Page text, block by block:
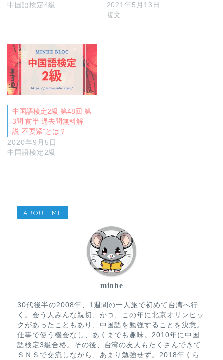
中国語検定4級
2021年5月13日
複文
中国語検定2級 第48回 第
3問 前半 過去問無料解
説”不要紧”とは？
2020年9月5日
中国語検定2級
ABOUT ME
minhe
30代後半の2008年、1週間の一人旅で初めて台湾へ行
く。会う人みんな親切、かつ、この年に北京オリンピッ
クがあったこともあり、中国語を勉強することを決意。
仕事で使う機会なし、あくまでも趣味。2010年に中国
語検定3級合格。その後、台湾の友人もたくさんできて
ＳＮＳで交流しながら、あまり勉強せず。2018年くら